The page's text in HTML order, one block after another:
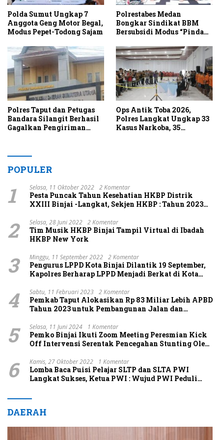
Polda Sumut Ungkap 7
Anggota Geng Motor Begal,
Modus Pepet-Todong Sajam
Polrestabes Medan
Bongkar Sindikat BBM
Bersubsidi Modus “Pindah
Dexlite ke Masyarakat
Polres Taput dan Petugas
Bandara Silangit Berhasil
Gagalkan Pengiriman
Ops Antik Toba 2026,
Polres Langkat Ungkap 33
Kasus Narkoba, 35
POPULER
1 Selasa, 11 Oktober 2022 2 Komentar
Pesta Puncak Tahun Kesehatian HKBP Distrik
XXIII Binjai -Langkat, Sekjen HKBP : Tahun 2023
Pimpinan Pusat HKBP Berkomitmen Melihat
HKBP yang Lebih Besar dan Bebas dari Korupsi
2 Selasa, 28 Juni 2022 2 Komentar
Tim Musik HKBP Binjai Tampil Virtual di Ibadah
HKBP New York
3 Minggu, 11 September 2022 2 Komentar
Pengurus LPPD Kota Binjai Dilantik 19 September,
Kapolres Berharap LPPD Menjadi Berkat di Kota
4 Sabtu, 11 Februari 2023 2 Komentar
Pemkab Taput Alokasikan Rp 83 Miliar Lebih APBD
Tahun 2023 untuk Pembangunan Jalan dan
5 Selasa, 11 Juni 2024 1 Komentar
Pemko Binjai Ikuti Zoom Meeting Peresmian Kick
Off Intervensi Serentak Pencegahan Stunting Oleh
6 Kamis, 27 Oktober 2022 1 Komentar
Lomba Baca Puisi Pelajar SLTP dan SLTA PWI
Langkat Sukses, Ketua PWI : Wujud PWI Peduli
DAERAH